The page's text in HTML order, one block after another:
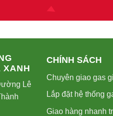
XANH
Lê
CHÍNH SÁCH
Chuyên giao gas
Lắp đặt hệ thống
Giao hàng nhanh